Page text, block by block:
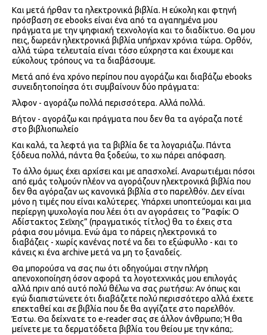
Και μετά ήρθαν τα ηλεκτρονικά βιβλία. Η εύκολη και φτηνή
πρόσβαση σε ebooks είναι ένα από τα αγαπημένα μου
πράγματα με την ψηφιακή τεχνολογία και το διαδίκτυο. Θα μου
πεις, δωρεάν ηλεκτρονικά βιβλία υπήρχαν χρόνια τώρα. Ορθόν,
αλλά τώρα τελευταία είναι τόσο εύχρηστα και έχουμε και
εύκολους τρόπους να τα διαβάσουμε.
Μετά από ένα χρόνο περίπου που αγοράζω και διαβάζω ebooks
συνειδητοποίησα ότι συμβαίνουν δύο πράγματα:
Άλφον - αγοράζω πολλά περισσότερα. Αλλά πολλά.
Βήτον - αγοράζω και πράγματα που δεν θα τα αγόραζα ποτέ
στο βιβλιοπωλείο
Και καλά, τα λεφτά για τα βιβλία δε τα λογαριάζω. Πάντα
ξόδευα πολλά, πάντα θα ξοδεύω, το χω πάρει απόφαση.
Το άλλο όμως έχει αρχίσει και με απασχολεί. Αναρωτιέμαι πόσοι
από εμάς τολμούν πλέον να αγοράζουν ηλεκτρονικά βιβλία που
δεν θα αγόραζαν ως κανονικά βιβλία στο παρελθόν. Δεν είναι
μόνο η τιμές που είναι καλύτερες. Υπάρχει υποπτεύομαι και μια
περίεργη ψυχολογία που λέει ότι αν αγοράσεις το “Ραφίκ: Ο
Αδίστακτος Σεΐχης” (πραγματικός τίτλος) θα το έχεις στα
ράφια σου μόνιμα. Ενώ άμα το πάρεις ηλεκτρονικά το
διαβάζεις - χωρίς κανένας ποτέ να δει το εξώφυλλο - και το
κάνεις κι ένα archive μετά να μη το ξαναδείς.
Θα μπορούσα να σας πω ότι οδηγούμαι στην πλήρη
απενοχοποίηση όσον αφορά τα λογοτεχνικάς μου επιλογάς
αλλά πριν από αυτό πολύ θέλω να σας ρωτήσω: Αν όπως και
εγώ διαπιστώνετε ότι διαβάζετε πολύ περισσότερο αλλά έχετε
επεκταθεί και σε βιβλία που δε θα αγγίζατε στο παρελθόν.
Έστω. Θα δείχνατε το e-reader σας σε άλλον άνθρωπο; Ή θα
μείνετε με τα δερματόδετα βιβλία του θείου με την κάπα;.